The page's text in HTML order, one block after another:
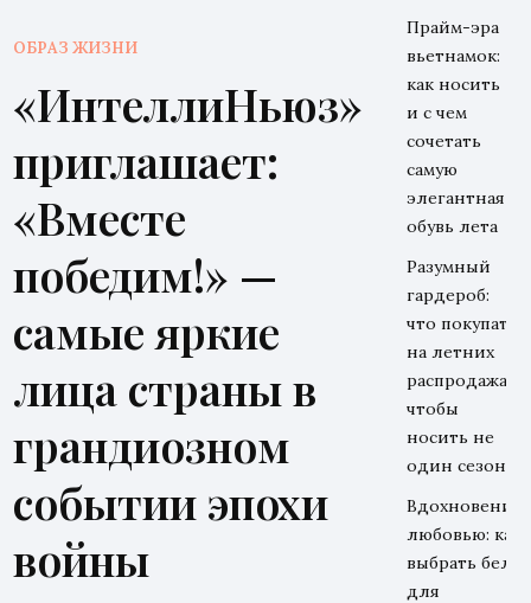
ОБРАЗ ЖИЗНИ
«ИнтеллиНьюз»
приглашает:
«Вместе
победим!» —
самые яркие
лица страны в
грандиозном
событии эпохи
войны
Прайм-эра
вьетнамок:
как носить
и с чем
сочетать
самую
элегантная
обувь лета
Разумный
гардероб:
что покупать
на летних
распродажах,
чтобы
носить не
один сезон
Вдохновение
любовью: как
выбрать белье
для